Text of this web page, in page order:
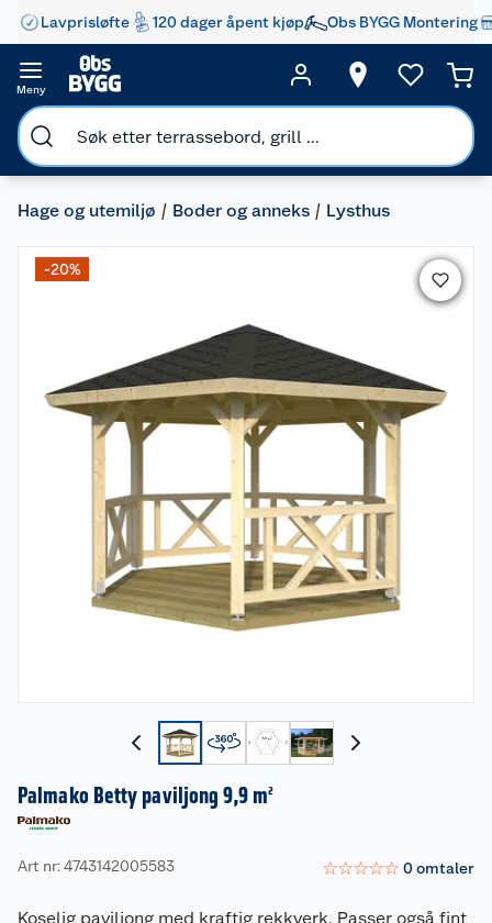
Lavprisløfte 120 dager åpent kjøp Obs BYGG Montering
Meny
Hage og utemiljø Boder og anneks Lysthus
-20%
Palmako Betty paviljong 9,9 m²
Art nr: 4743142005583 ☆☆☆☆☆ 0omtaler
Koselig paviljong med kraftig rekkverk. Passer også fint